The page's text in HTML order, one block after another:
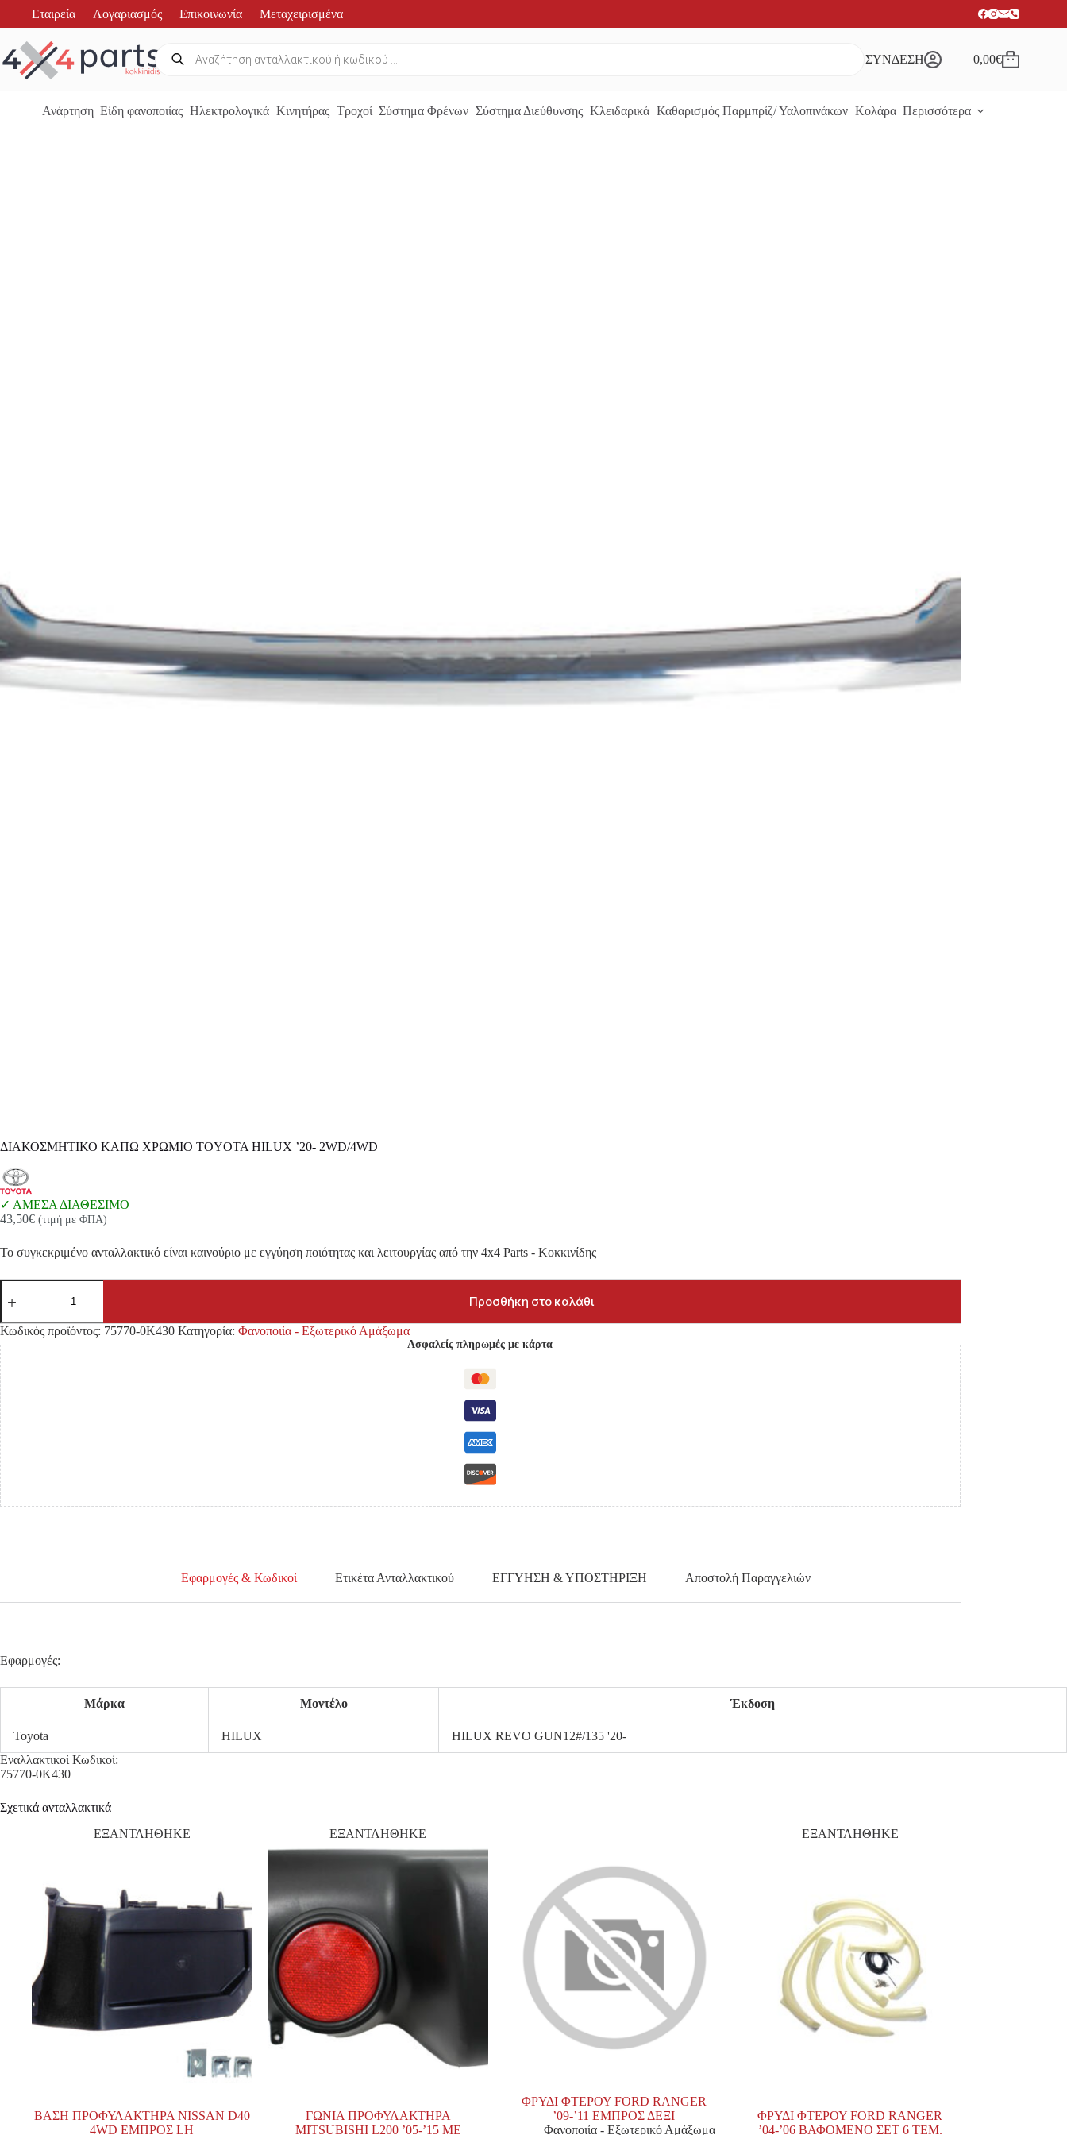
Εταιρεία Λογαριασμός Επικοινωνία Μεταχειρισμένα
Products
search
ΣΥΝΔΕΣΗ
Καλάθι
0,00€
Ανάρτηση Είδη φανοποιίας Ηλεκτρολογικά Κινητήρας Τροχοί Σύστημα Φρένων Σύστημα Διεύθυνσης Κλειδαρικά Καθαρισμός Παρμπρίζ/ Υαλοπινάκων Κολάρα Περισσότερα
ΔΙΑΚΟΣΜΗΤΙΚΟ ΚΑΠΩ ΧΡΩΜΙΟ TOYOTA HILUX ’20- 2WD/4WD
ΑΜΕΣΑ ΔΙΑΘΕΣΙΜΟ
43,50€ (τιμή με ΦΠΑ)
Το συγκεκριμένο ανταλλακτικό είναι καινούριο με εγγύηση ποιότητας και λειτουργίας από την 4x4 Parts - Κοκκινίδης
ΔΙΑΚΟΣΜΗΤΙΚΟ
ΚΑΠΩ
TOYOTA
HILUX
'20-
2WD/4WD
ποσότητα
Προσθήκη στο καλάθι
Κωδικός προϊόντος: 75770-0K430 Κατηγορία: Φανοποιία - Εξωτερικό Αμάξωμα
Ασφαλείς πληρωμές με κάρτα
Εφαρμογές & Κωδικοί Ετικέτα Ανταλλακτικού ΕΓΓΥΗΣΗ & ΥΠΟΣΤΗΡΙΞΗ Αποστολή Παραγγελιών
Εφαρμογές:
Μάρκα Μοντέλο Έκδοση
Toyota HILUX
HILUX REVO GUN12#/135 '20-
Εναλλακτικοί Κωδικοί:
75770-0K430
Σχετικά ανταλλακτικά
ΕΞΑΝΤΛΗΘΗΚΕ
ΒΑΣΗ ΠΡΟΦΥΛΑΚΤΗΡΑ NISSAN D40
4WD ΕΜΠΡΟΣ LH
ΕΞΑΝΤΛΗΘΗΚΕ
ΓΩΝΙΑ ΠΡΟΦΥΛΑΚΤΗΡΑ
MITSUBISHI L200 ’05-’15 ΜΕ
ΦΡΥΔΙ ΦΤΕΡΟΥ FORD RANGER
’09-’11 ΕΜΠΡΟΣ ΔΕΞΙ
Φανοποιία - Εξωτερικό Αμάξωμα
ΕΞΑΝΤΛΗΘΗΚΕ
ΦΡΥΔΙ ΦΤΕΡΟΥ FORD RANGER
’04-’06 ΒΑΦΟΜΕΝΟ ΣΕΤ 6 ΤΕΜ.